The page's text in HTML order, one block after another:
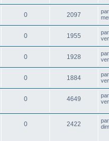
0 2097 par
0 1955 par
0 1928 par
0 1884 par
0 4649 par
0 2422 par